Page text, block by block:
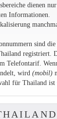
dienen
Informationen.
sind
registriert.
Telefontarif.
wird (mobil)
für Thailand ist